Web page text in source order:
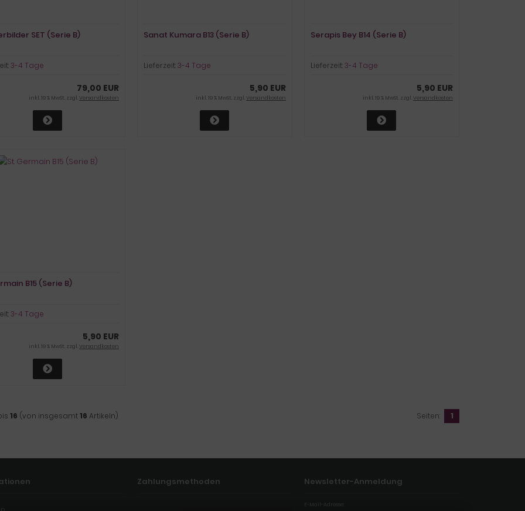
SET (Serie B)
3-4 Tage
79,00 EUR
inkl. 19 % MwSt. zzgl.Versandkosten
Sanat Kumara B13 (Serie B)
Lieferzeit:3-4 Tage
5,90 EUR
inkl. 19 % MwSt. zzgl.Versandkosten
Serapis Bey B14 (Serie B)
Lieferzeit:3-4 Tage
5,90 EUR
inkl. 19 % MwSt. zzgl.Versandkosten
B15 (Serie B)
3-4 Tage
5,90 EUR
inkl. 19 % MwSt. zzgl.Versandkosten
16 (von insgesamt16 Artikeln) Seiten: 1
Zahlungsmethoden Newsletter-Anmeldung
E-Mail-Adresse: